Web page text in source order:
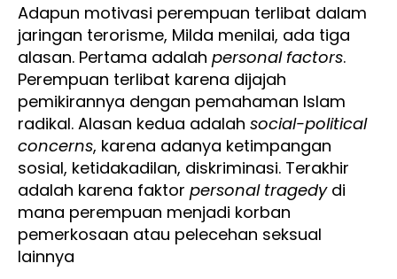
Adapun motivasi perempuan terlibat dalam
jaringan terorisme, Milda menilai, ada tiga
alasan. Pertama adalah personal factors.
Perempuan terlibat karena dijajah
pemikirannya dengan pemahaman Islam
radikal. Alasan kedua adalah social-political
concerns, karena adanya ketimpangan
sosial, ketidakadilan, diskriminasi. Terakhir
adalah karena faktor personal tragedydi
mana perempuan menjadi korban
pemerkosaan atau pelecehan seksual
lainnya